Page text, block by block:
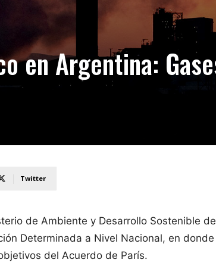
en Argentina:
Twitter
de Ambiente y Desarrollo Sostenible
Determinada a Nivel Nacional, en
del Acuerdo de París.